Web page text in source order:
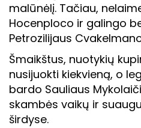
malūnėlį. Tačiau,
Hocenploco ir galingo
Petrozilijaus
Šmaikštus, nuotykių
nusijuokti kiekvieną, o
bardo Sauliaus
skambės vaikų ir
širdyse.